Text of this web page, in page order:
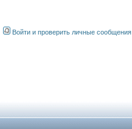
Войти и проверить личные сообщения